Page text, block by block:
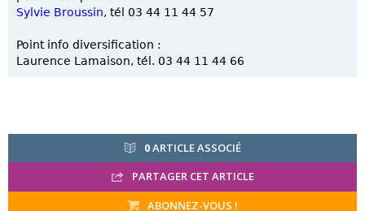
Sylvie Broussin, tél 03 44 11 44 57
Point info diversification :
Laurence Lamaison, tél. 03 44 11 44 66
0ARTICLE ASSOCIÉ
PARTAGER CET ARTICLE
ABONNEZ-VOUS !